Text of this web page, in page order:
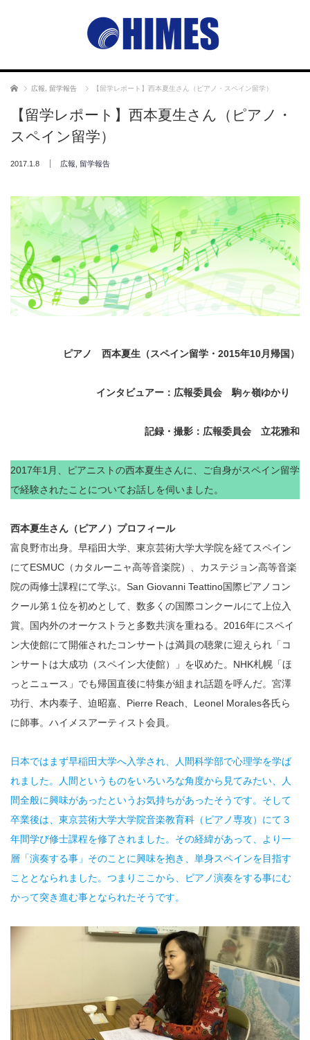
ホーム 広報 留学報告 【留学レポート】西本夏生さん（ピアノ・スペイン留学）
【留学レポート】西本夏生さん（ピアノ・
スペイン留学）
2017.1.8 広報 留学報告
ピアノ 西本夏生（スペイン留学・2015年10月帰国）
インタビュアー：広報委員会 駒ヶ嶺ゆかり
記録・撮影：広報委員会 立花雅和
2017年1月、ピアニストの西本夏生さんに、ご自身がスペイン留学
で経験されたことについてお話しを伺いました。
西本夏生さん（ピアノ）プロフィール
富良野市出身。早稲田大学、東京芸術大学大学院を経てスペイン
にてESMUC（カタルーニャ高等音楽院）、カステジョン高等音楽
院の両修士課程にて学ぶ。San Giovanni Teattino国際ピアノコン
クール第１位を初めとして、数多くの国際コンクールにて上位入
賞。国内外のオーケストラと多数共演を重ねる。2016年にスペイ
ン大使館にて開催されたコンサートは満員の聴衆に迎えられ「コ
ンサートは大成功（スペイン大使館）」を収めた。NHK札幌「ほ
っとニュース」でも帰国直後に特集が組まれ話題を呼んだ。宮澤
功行、木内泰子、迫昭嘉、Pierre Reach、Leonel Morales各氏ら
に師事。ハイメスアーティスト会員。
日本ではまず早稲田大学へ入学され、人間科学部で心理学を学ば
れました。人間というものをいろいろな角度から見てみたい、人
間全般に興味があったというお気持ちがあったそうです。そして
卒業後は、東京芸術大学大学院音楽教育科（ピアノ専攻）にて３
年間学び修士課程を修了されました。その経緯があって、より一
層「演奏する事」そのことに興味を抱き、単身スペインを目指す
こととなられました。つまりここから、ピアノ演奏をする事にむ
かって突き進む事となられたそうです。